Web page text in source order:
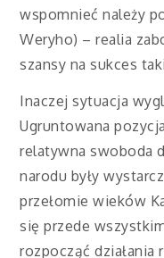
wspomnieć należy
Weryho) – realia
szansy na sukces
Inaczej sytuacja
Ugruntowana
relatywna swoboda
narodu były
przełomie wieków
się przede
rozpocząć